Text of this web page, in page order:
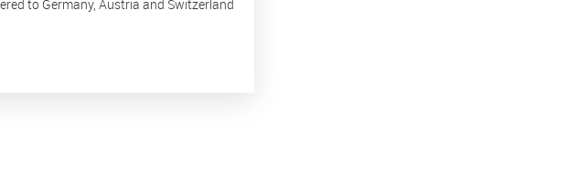
to Germany, Austria and Switzerland